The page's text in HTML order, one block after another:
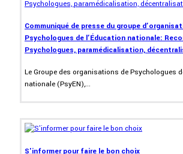
Communiqué de presse du groupe
Psychologues de l’Éducation nationale:
Psychologues, paramédicalisation,
Le Groupe des organisations de Psychologues
nationale (PsyEN),...
S'informer pour faire le bon choix